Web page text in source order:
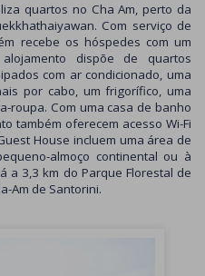
quartos no Cha Am, perto da
Com serviço de
recebe os hóspedes com um
dispõe de quartos
com ar condicionado, uma
por cabo, um frigorífico, uma
roupa. Com uma casa de banho
também oferecem acesso Wi-Fi
House incluem uma área de
almoço continental ou à
a 3,3 km do Parque Florestal de
Am de Santorini.